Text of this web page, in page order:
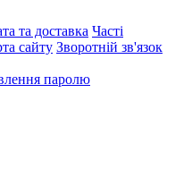
та доставка Часті
сайту Зворотній зв'язок
паролю